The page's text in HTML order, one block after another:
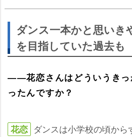
ダンス一本かと思い
を目指していた過去も
――花恋さんはどういうきっ
ったんですか？
花恋 ダンスは小学校の頃か